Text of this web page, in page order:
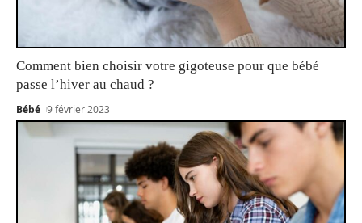
Comment bien choisir votre gigoteuse pour que bébé
passe l’hiver au chaud ?
Bébé 9 février 2023